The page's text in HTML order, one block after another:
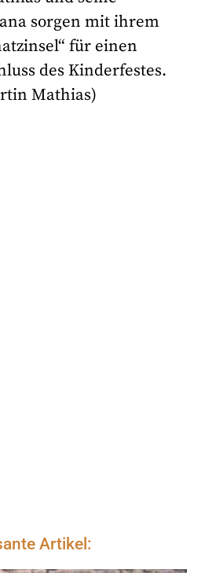
sorgen mit ihrem
für einen
des Kinderfestes.
Mathias)
Artikel: